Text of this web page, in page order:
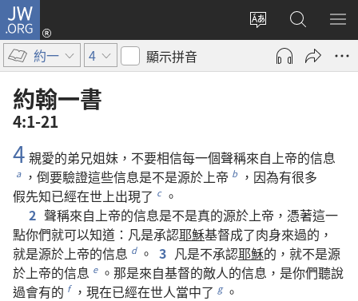
JW.ORG
更
網
登
入
啟
搜
尋
JW.ORG
顯
選
約一 4 顯示拼音
約翰一書
4:1-21
4 親愛的弟兄姐妹 ， 不要相信每一個聲稱來自上帝的信息
a ， 倒要驗證這些信息是不是源於上帝 b ， 因為有很多
假先知已經在世上出現了 c 。
2 聲稱來自上帝的信息是不是真的源於上帝 ， 憑著這一
點你們就可以知道 ： 凡是承認耶穌基督成了肉身來過的 ，
就是源於上帝的信息 d 。 3 凡是不承認耶穌的 ， 就不是源
於上帝的信息 e 。 那是來自基督的敵人的信息 ， 是你們聽說
過會有的 f ， 現在已經在世人當中了 g 。